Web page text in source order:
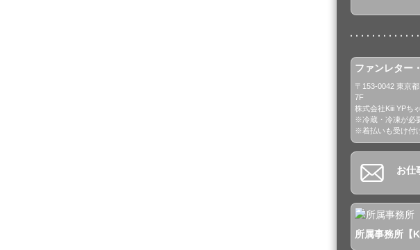
ファンレター
〒153-0042 東京
7F
株式会社Kiii YPち
※冷蔵・冷凍が必
※着払いも受け付
お仕
所属事務所【